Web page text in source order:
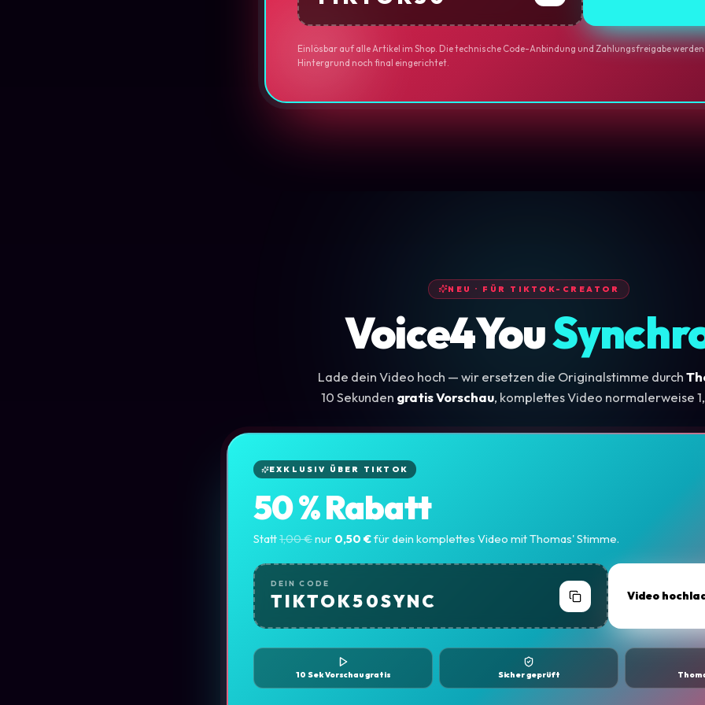
Einlösbar auf alle Artikel im Shop. Die technische Code-Anbindung und Zahlungsfreigabe
Hintergrund noch final eingerichtet.
NEU · FÜR TIKTOK-CREATOR
Voice4You
Lade dein Video hoch — wir ersetzen die Originalstimme durch
10 Sekunden gratis Vorschau, komplettes Video normalerweise
EXKLUSIV ÜBER TIKTOK
50 % Rabatt
Statt1,00 €nur 0,50 €für dein komplettes Video mit Thomas' Stimme.
DEIN CODE
TIKTOK50SYNC Video
10 Sek Vorschau gratis Sicher geprüft